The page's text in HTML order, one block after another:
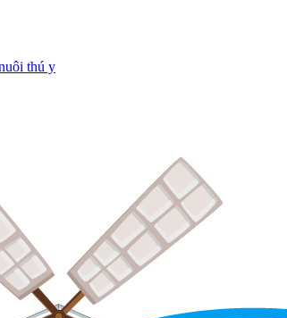
thú y